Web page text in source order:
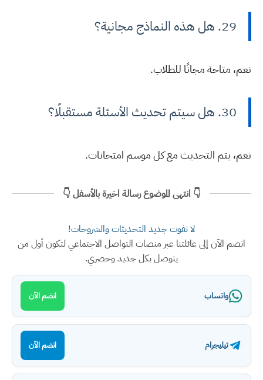
29. هل هذه النماذج مجانية؟
نعم، متاحة مجانًا للطلاب.
30. هل سيتم تحديث الأسئلة مستقبلًا؟
نعم، يتم التحديث مع كل موسم امتحانات.
👇 انتهى الموضوع رسالة اخيرة بالأسفل 👇
لا تفوت جديد التحديثات والشروحات!
انضم الآن إلى عائلتنا عبر منصات التواصل الاجتماعي لتكون أول من
يتوصل بكل جديد وحصري.
واتساب انضم الآن
تيليجرام انضم الآن